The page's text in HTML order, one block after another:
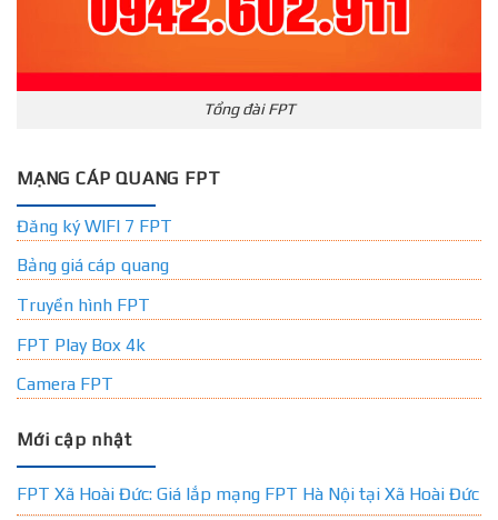
Tổng đài FPT
MẠNG CÁP QUANG FPT
Đăng ký WIFI 7 FPT
Bảng giá cáp quang
Truyền hình FPT
FPT Play Box 4k
Camera FPT
Mới cập nhật
FPT Xã Hoài Đức: Giá lắp mạng FPT Hà Nội tại Xã Hoài Đức